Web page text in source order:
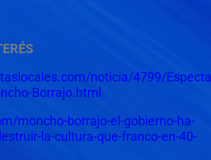
noticia/4799/
Borrajo.html
moncho-borrajo-el-gobierno-ha-
la-cultura-que-franco-en-40-